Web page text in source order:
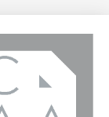
lui
Aux phases
le savoir-faire
des